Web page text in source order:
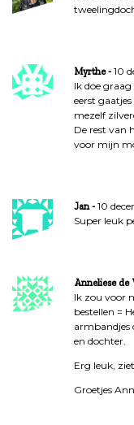
Myrthe
10
Ik doe
eerst
mezelf
De rest van
voor mijn
Jan
10
Super leuk
Anneliese de
Ik zou voor
bestellen =
armbandjes
en dochter.
Erg leuk,
Groetjes